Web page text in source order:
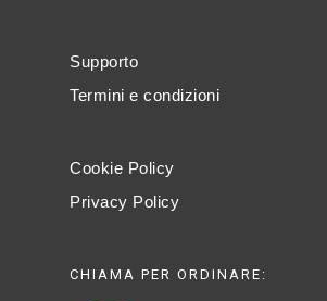
Supporto
Termini e condizioni
Cookie Policy
Privacy Policy
CHIAMA PER ORDINARE: